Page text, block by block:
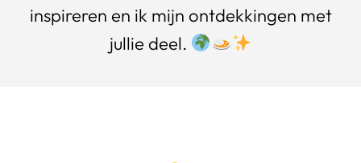
inspireren en ik mijn ontdekkingen met
jullie deel.